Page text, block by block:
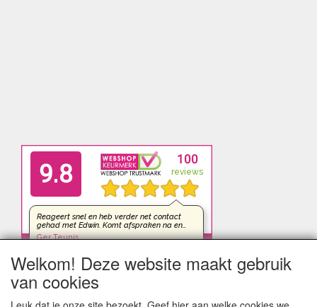
Welkom! Deze website maakt gebruik
van cookies